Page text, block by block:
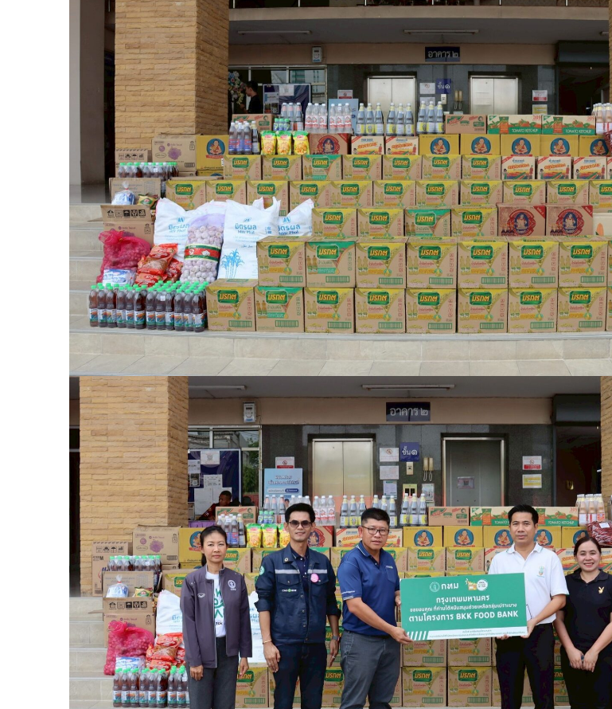
สกา
สนับสนุน
โครงการ
BKK
Food
Bank
ส่ง
ต่อ
ความ
ห่วงใย
สู่
กลุ่ม
เปราะ
บาง
50
เขต
ทั่ว
กรุงเทพฯ
ตอกย้ำ
แนวคิด
พัฒนา
ควบคู่
คุณภาพ
ชีวิต
อย่าง
ยั่งยืน